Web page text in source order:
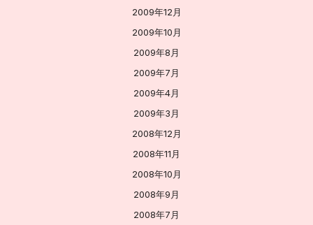
2009年12月
2009年10月
2009年8月
2009年7月
2009年4月
2009年3月
2008年12月
2008年11月
2008年10月
2008年9月
2008年7月